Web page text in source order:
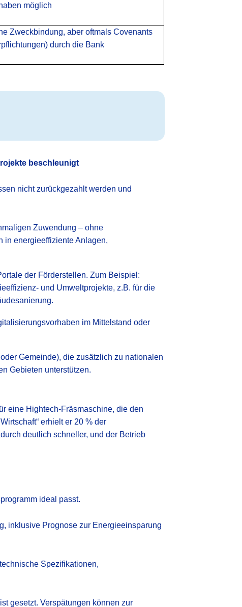
möglich
Zweckbindung, aber oftmals Covenants
durch die Bank
beschleunigt
nicht zurückgezahlt werden und
Zuwendung – ohne
in energieeffiziente Anlagen,
der Förderstellen. Zum Beispiel:
und Umweltprojekte, z.B. für die
im Mittelstand oder
Gemeinde), die zusätzlich zu nationalen
Gebieten unterstützen.
eine Hightech-Fräsmaschine, die den
erhielt er 20 % der
deutlich schneller, und der Betrieb
ideal passt.
inklusive Prognose zur Energieeinsparung
Spezifikationen,
gesetzt. Verspätungen können zur